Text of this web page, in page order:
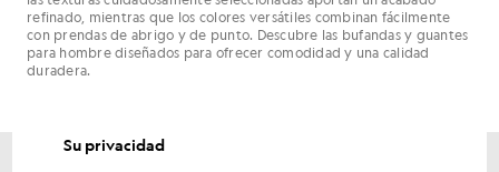
refinado, mientras que los colores versátiles combinan fácilmente
con prendas de abrigo y de punto. Descubre las bufandas y guantes
para hombre diseñados para ofrecer comodidad y una calidad
duradera.
Su privacidad